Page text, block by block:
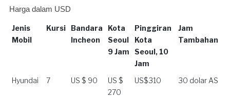
Harga dalam USD
Jenis
Mobil
Kursi
Bandara
Incheon
Kota
Seoul
9 Jam
Pinggiran
Kota
Seoul, 10
Jam
Jam
Tambahan
Jenis
Kursi
Bandara
Kota
Seoul
Pinggiran
Jam
Hyundai 7 US $ 90
US $
270
US$310 30 dolar AS